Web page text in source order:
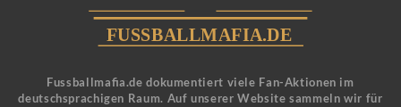
Fussballmafia.de dokumentiert viele Fan-Aktionen im
deutschsprachigen Raum. Auf unserer Website sammeln wir für